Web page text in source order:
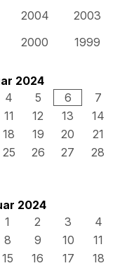
2004
2003
2000 1999
2024
4 5 6
7
11 12 13
14
18 19 20
21
25 26 27
28
2024
1
2 3
4
8 9 10
11
15 16 17
18